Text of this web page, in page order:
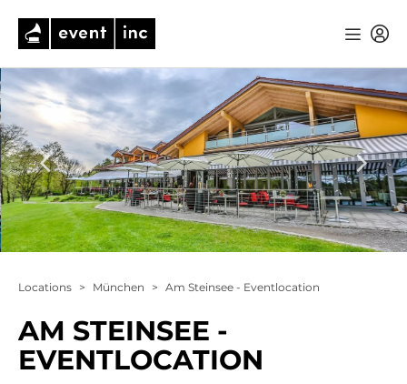
Locations > München > Am Steinsee - Eventlocation
AM STEINSEE -
EVENTLOCATION